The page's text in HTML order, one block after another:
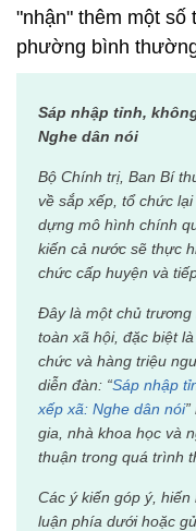
"nhận" thêm một số
phường bình
Sáp nhập tỉnh,
Nghe dân nói
Bộ Chính trị, Ban Bí
về sắp xếp, tổ chức
dựng mô hình chính
kiến cả nước sẽ thực
chức cấp huyện và
Đây là một chủ trương
toàn xã hội, đặc biệt
chức và hàng triệu
diễn đàn: “Sáp nhập
xếp xã: Nghe dân nói
gia, nhà khoa học và
thuận trong quá trình
Các ý kiến góp ý,
luận phía dưới hoặc